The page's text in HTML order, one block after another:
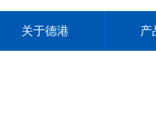
关于德港 产